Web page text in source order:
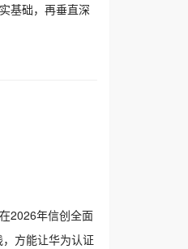
基础，再垂直深
2026年信创全面
方能让华为认证